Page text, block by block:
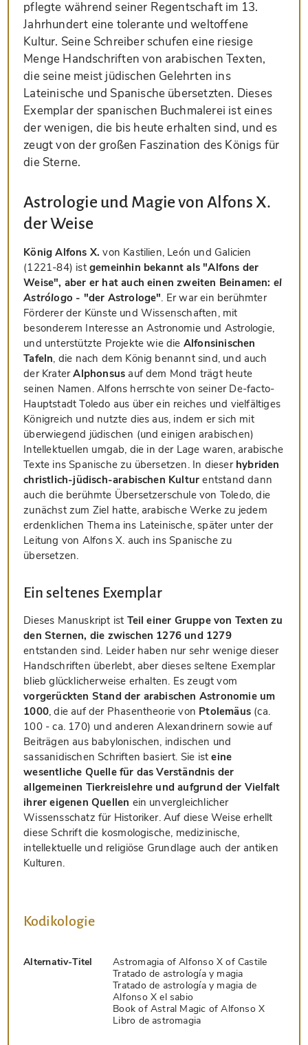
pflegte während seiner Regentschaft im 13.
Jahrhundert eine tolerante und weltoffene
Kultur. Seine Schreiber schufen eine riesige
Menge Handschriften von arabischen Texten,
die seine meist jüdischen Gelehrten ins
Lateinische und Spanische übersetzten. Dieses
Exemplar der spanischen Buchmalerei ist eines
der wenigen, die bis heute erhalten sind, und es
zeugt von der großen Faszination des Königs für
die Sterne.
Astrologie und Magie von Alfons X.
der Weise
König Alfons X. von Kastilien, León und Galicien
(1221-84) ist gemeinhin bekannt als "Alfons der
Weise", aber er hat auch einen zweiten Beinamen: el
Astrólogo - "der Astrologe". Er war ein berühmter
Förderer der Künste und Wissenschaften, mit
besonderem Interesse an Astronomie und Astrologie,
und unterstützte Projekte wie die Alfonsinischen
Tafeln, die nach dem König benannt sind, und auch
der KraterAlphonsus auf dem Mond trägt heute
seinen Namen. Alfons herrschte von seiner De-facto-
Hauptstadt Toledo aus über ein reiches und vielfältiges
Königreich und nutzte dies aus, indem er sich mit
überwiegend jüdischen (und einigen arabischen)
Intellektuellen umgab, die in der Lage waren, arabische
Texte ins Spanische zu übersetzen. In dieser hybriden
christlich-jüdisch-arabischen Kultur entstand dann
auch die berühmte Übersetzerschule von Toledo, die
zunächst zum Ziel hatte, arabische Werke zu jedem
erdenklichen Thema ins Lateinische, später unter der
Leitung von Alfons X. auch ins Spanische zu
übersetzen.
Ein seltenes Exemplar
Dieses Manuskript ist Teil einer Gruppe von Texten zu
den Sternen, die zwischen 1276 und 1279
entstanden sind. Leider haben nur sehr wenige dieser
Handschriften überlebt, aber dieses seltene Exemplar
blieb glücklicherweise erhalten. Es zeugt vom
vorgerückten Stand der arabischen Astronomie um
1000, die auf der Phasentheorie von Ptolemäus(ca.
100 - ca. 170) und anderen Alexandrinern sowie auf
Beiträgen aus babylonischen, indischen und
sassanidischen Schriften basiert. Sie isteine
wesentliche Quelle für das Verständnis der
allgemeinen Tierkreislehre und aufgrund der Vielfalt
ihrer eigenen Quellen ein unvergleichlicher
Wissensschatz für Historiker. Auf diese Weise erhellt
diese Schrift die kosmologische, medizinische,
intellektuelle und religiöse Grundlage auch der antiken
Kulturen.
Kodikologie
Alternativ-Titel
Astromagia of Alfonso X of Castile
Tratado de astrología y magia
Tratado de astrología y magia de
Alfonso X el sabio
Book of Astral Magic of Alfonso X
Libro de astromagia